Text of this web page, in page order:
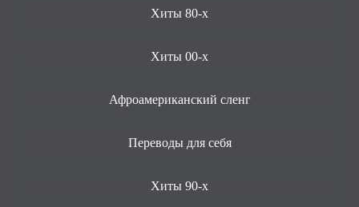
Хиты 80-х
Хиты 00-х
Афроамериканский сленг
Переводы для себя
Хиты 90-х